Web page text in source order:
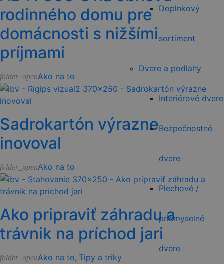
Doplnkový
sortiment
Dvere a podlahy
Interiérové dvere
Bezpečnostné
dvere
Plechové /
priemyselné
dvere
rodinného domu pre
domácnosti s nižšími
príjmami
folder_openAko na to
Sadrokartón výrazne
inovoval
folder_openAko na to
Ako pripraviť záhradu a
trávnik na príchod jari
folder_openAko na to, Tipy a triky